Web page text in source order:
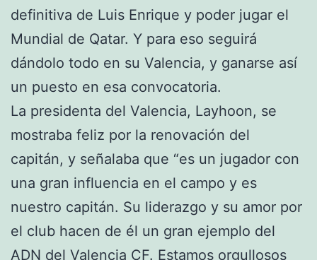
definitiva de Luis Enrique y poder jugar el
Mundial de Qatar. Y para eso seguirá
dándolo todo en su Valencia, y ganarse así
un puesto en esa convocatoria.
La presidenta del Valencia, Layhoon, se
mostraba feliz por la renovación del
capitán, y señalaba que “es un jugador con
una gran influencia en el campo y es
nuestro capitán. Su liderazgo y su amor por
el club hacen de él un gran ejemplo del
ADN del Valencia CF. Estamos orgullosos